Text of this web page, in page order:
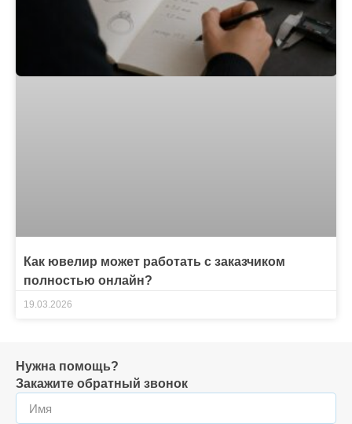
Как ювелир может работать с заказчиком
полностью онлайн?
19.03.2026
Нужна помощь?
Закажите обратный звонок